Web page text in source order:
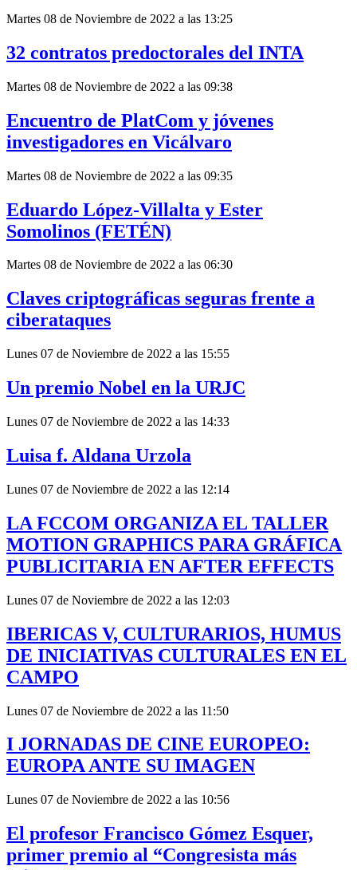
Martes 08 de Noviembre de 2022 a las 13:25
32 contratos predoctorales del INTA
Martes 08 de Noviembre de 2022 a las 09:38
Encuentro de PlatCom y jóvenes
investigadores en Vicálvaro
Martes 08 de Noviembre de 2022 a las 09:35
Eduardo López-Villalta y Ester
Somolinos (FETÉN)
Martes 08 de Noviembre de 2022 a las 06:30
Claves criptográficas seguras frente a
ciberataques
Lunes 07 de Noviembre de 2022 a las 15:55
Un premio Nobel en la URJC
Lunes 07 de Noviembre de 2022 a las 14:33
Luisa f. Aldana Urzola
Lunes 07 de Noviembre de 2022 a las 12:14
LA FCCOM ORGANIZA EL TALLER
MOTION GRAPHICS PARA GRÁFICA
PUBLICITARIA EN AFTER EFFECTS
Lunes 07 de Noviembre de 2022 a las 12:03
IBERICAS V, CULTURARIOS, HUMUS
DE INICIATIVAS CULTURALES EN EL
CAMPO
Lunes 07 de Noviembre de 2022 a las 11:50
I JORNADAS DE CINE EUROPEO:
EUROPA ANTE SU IMAGEN
Lunes 07 de Noviembre de 2022 a las 10:56
El profesor Francisco Gómez Esquer,
primer premio al “Congresista más